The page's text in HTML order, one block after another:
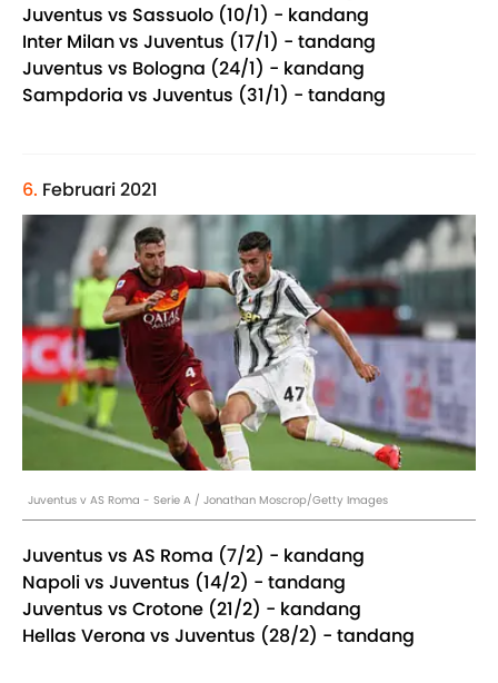
Juventus vs Sassuolo (10/1) - kandang
Inter Milan vs Juventus (17/1) - tandang
Juventus vs Bologna (24/1) - kandang
Sampdoria vs Juventus (31/1) - tandang
6. Februari 2021
Juventus v AS Roma - Serie A / Jonathan Moscrop/Getty Images
Juventus vs AS Roma (7/2) - kandang
Napoli vs Juventus (14/2) - tandang
Juventus vs Crotone (21/2) - kandang
Hellas Verona vs Juventus (28/2) - tandang